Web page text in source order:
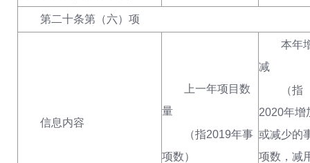
第二十条第（六）项
信息内容
上一年项目数
量
（指2019年事
项数）
本年
减
（指
2020年增
或减少的
项数，减